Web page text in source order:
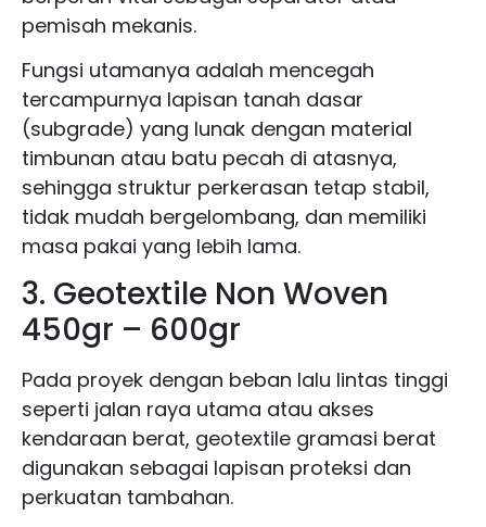
pemisah mekanis.
Fungsi utamanya adalah mencegah
tercampurnya lapisan tanah dasar
(subgrade) yang lunak dengan material
timbunan atau batu pecah di atasnya,
sehingga struktur perkerasan tetap stabil,
tidak mudah bergelombang, dan memiliki
masa pakai yang lebih lama.
3. Geotextile Non Woven
450gr – 600gr
Pada proyek dengan beban lalu lintas tinggi
seperti jalan raya utama atau akses
kendaraan berat, geotextile gramasi berat
digunakan sebagai lapisan proteksi dan
perkuatan tambahan.